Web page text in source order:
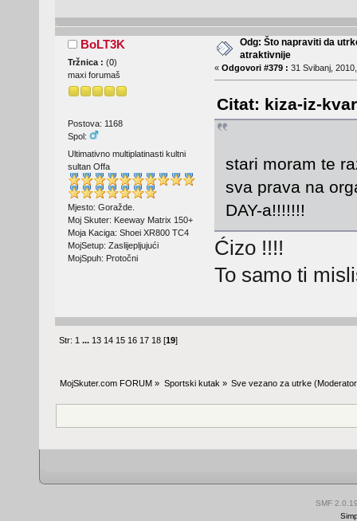
BoLT3K
Tržnica : (0)
maxi forumaš
Postova: 1168
Spol:
Ultimativno multiplatinasti kultni
sultan Offa
Mjesto: Goražde.
Moj Skuter: Keeway Matrix 150+
Moja Kaciga: Shoei XR800 TC4
MojSetup: Zaslijepljujući
MojSpuh: Protočni
Odg: Što napraviti da
atraktivnije
« Odgovori #379 : 31 Svibanj,
Citat: kiza-iz-
stari moram te
sva prava na
DAY-a!!!!!!!
Ćizo !!!!
To samo ti
Str: 1 ... 13 14 15 16 17 18 [19]
MojSkuter.com FORUM » Sportski kutak » Sve vezano za utrke
SMF